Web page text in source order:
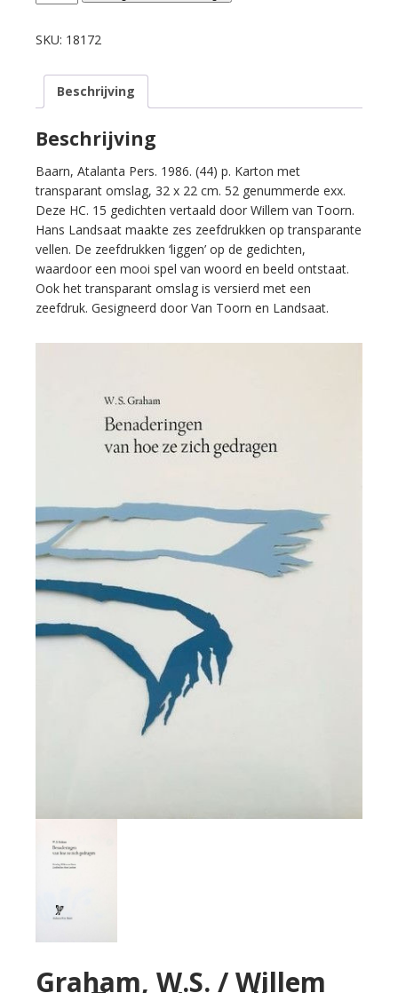
/
van
Toorn
(vertaling).
Benaderingen
van
hoe
zij
zich
gedragen.
aantal
SKU: 18172
Beschrijving
Beschrijving
Baarn, Atalanta Pers. 1986. (44) p. Karton met
transparant omslag, 32 x 22 cm. 52 genummerde exx.
Deze HC. 15 gedichten vertaald door Willem van Toorn.
Hans Landsaat maakte zes zeefdrukken op transparante
vellen. De zeefdrukken ‘liggen’ op de gedichten,
waardoor een mooi spel van woord en beeld ontstaat.
Ook het transparant omslag is versierd met een
zeefdruk. Gesigneerd door Van Toorn en Landsaat.
Graham, W.S. / Willem